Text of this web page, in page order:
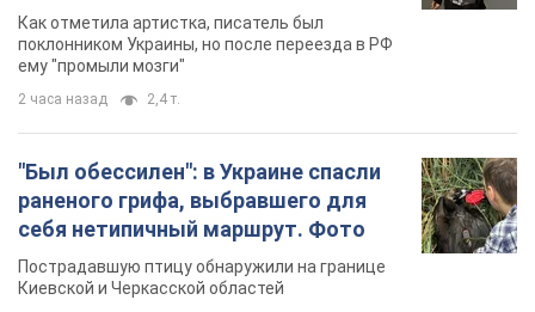
русского не знал, а теперь хочет
геноцида украинцев
Как отметила артистка, писатель был
поклонником Украины, но после переезда в РФ
ему "промыли мозги"
2 часа назад 2,4 т.
"Был обессилен": в Украине спасли
раненого грифа, выбравшего для
себя нетипичный маршрут. Фото
Пострадавшую птицу обнаружили на границе
Киевской и Черкасской областей